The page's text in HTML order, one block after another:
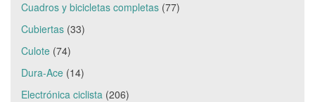
Cuadros y bicicletas completas (77)
Cubiertas (33)
Culote (74)
Dura-Ace (14)
Electrónica ciclista (206)